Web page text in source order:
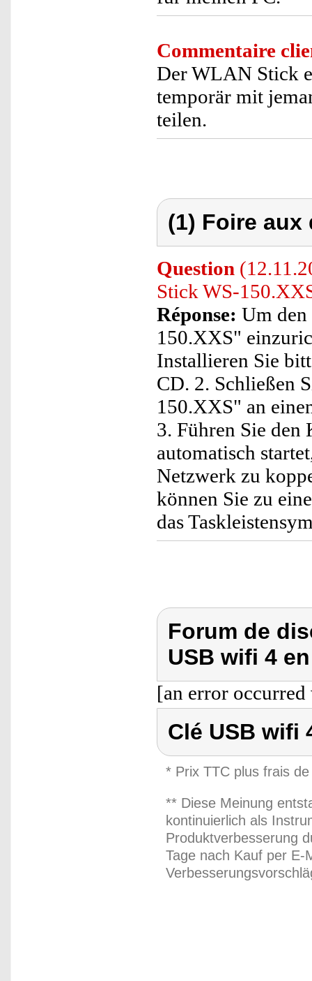
Commentaire
Der WLAN Stick
temporär mit
teilen.
(1) Foire
Question
Stick WS-
Réponse: Um
150.XXS"
Installieren Sie
CD. 2. Schließen
150.XXS" an
3. Führen Sie den
automatisch
Netzwerk zu
können Sie zu
das
Forum de
USB wifi 4
[an error
Clé USB wifi
* Prix TTC plus frais
** Diese Meinung
kontinuierlich als
Produktverbesserung
Tage nach Kauf per E-